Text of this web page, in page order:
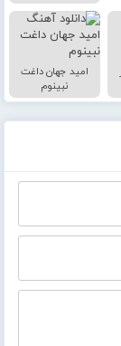
امید جهان داغت
نبینوم